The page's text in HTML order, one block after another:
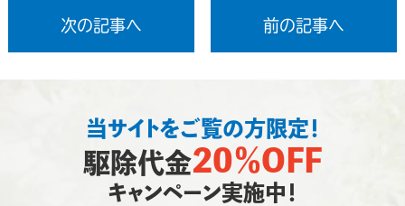
次の記事へ 前の記事へ
当サイトをご覧の方限定！
駆除代金20％OFF
キャンペーン実施中！